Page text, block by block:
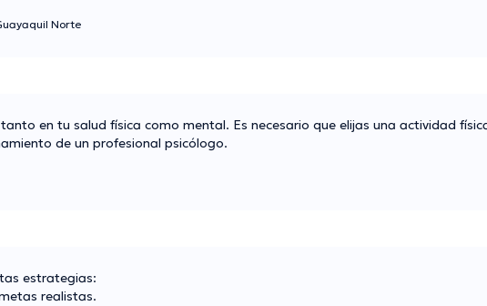
Norte
en tu salud física como mental. Es necesario que elijas una actividad
de un profesional psicólogo.
estrategias:
realistas.